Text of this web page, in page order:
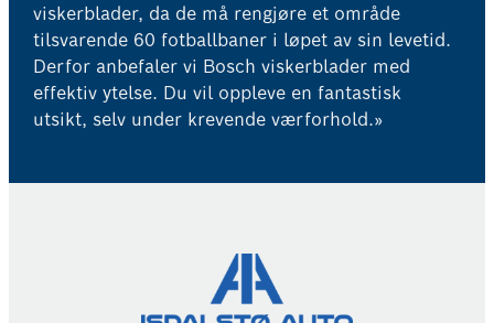
viskerblader, da de må rengjøre et område
tilsvarende 60 fotballbaner i løpet av sin levetid.
Derfor anbefaler vi Bosch viskerblader med
effektiv ytelse. Du vil oppleve en fantastisk
utsikt, selv under krevende værforhold.»